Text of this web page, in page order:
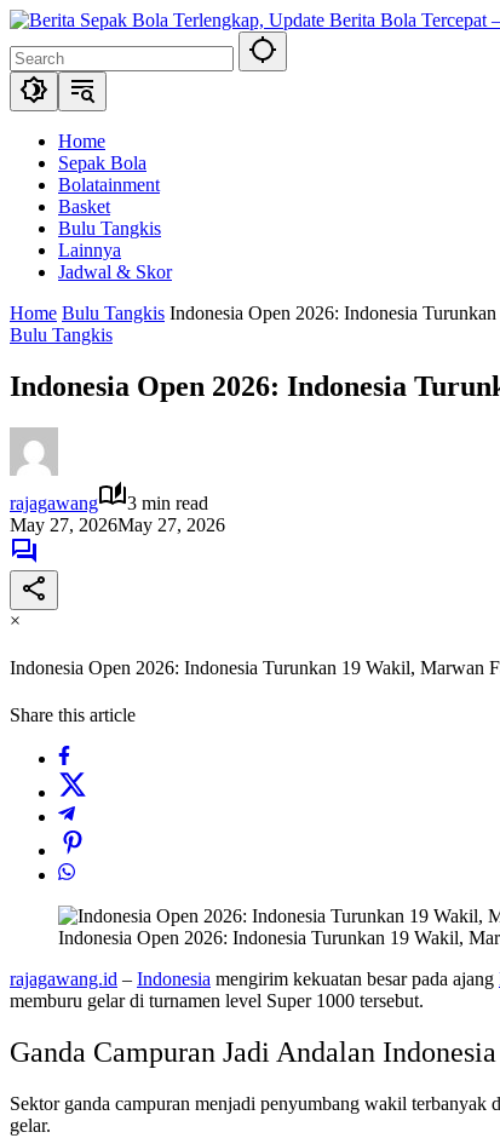
Skip
content
Home
Sepak Bola
Bolatainment
Basket
Bulu Tangkis
Lainnya
Jadwal & Skor
Home Bulu Tangkis Indonesia Open 2026: Indonesia
Bulu Tangkis
Indonesia Open 2026: Indonesia
rajagawang
3 min read
May 27, 2026May 27, 2026
×
Indonesia Open 2026: Indonesia Turunkan 19 Wakil, Marwan
Share this article
Indonesia Open 2026: Indonesia Turunkan 19 Wakil,
rajagawang.id – Indonesia mengirim kekuatan besar pada ajang
memburu gelar di turnamen level Super 1000 tersebut.
Ganda Campuran Jadi Andalan Indonesia
Sektor ganda campuran menjadi penyumbang wakil terbanyak
gelar.